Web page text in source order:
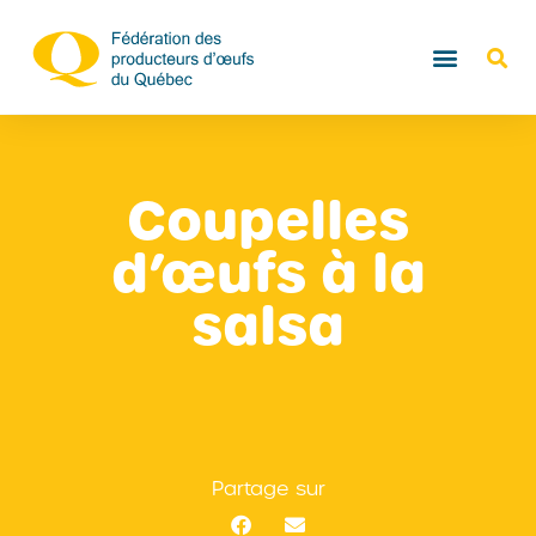
Coupelles
d’œufs à la
salsa
Partage sur